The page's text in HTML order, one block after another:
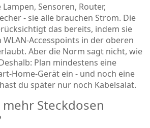
Lampen, Sensoren, Router,
- sie alle brauchen Strom. Die
das bereits, indem sie
Accesspoints in der oberen
Aber die Norm sagt nicht, wie
Plan mindestens eine
Home-Gerät ein - und noch eine
du später nur noch Kabelsalat.
Steckdosen